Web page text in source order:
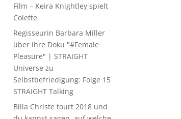
Film – Keira Knightley spielt
Colette
Regisseurin Barbara Miller
über ihre Doku "#Female
Pleasure" | STRAIGHT
Universe zu
Selbstbefriedigung: Folge 15
STRAIGHT Talking
Billa Christe tourt 2018 und